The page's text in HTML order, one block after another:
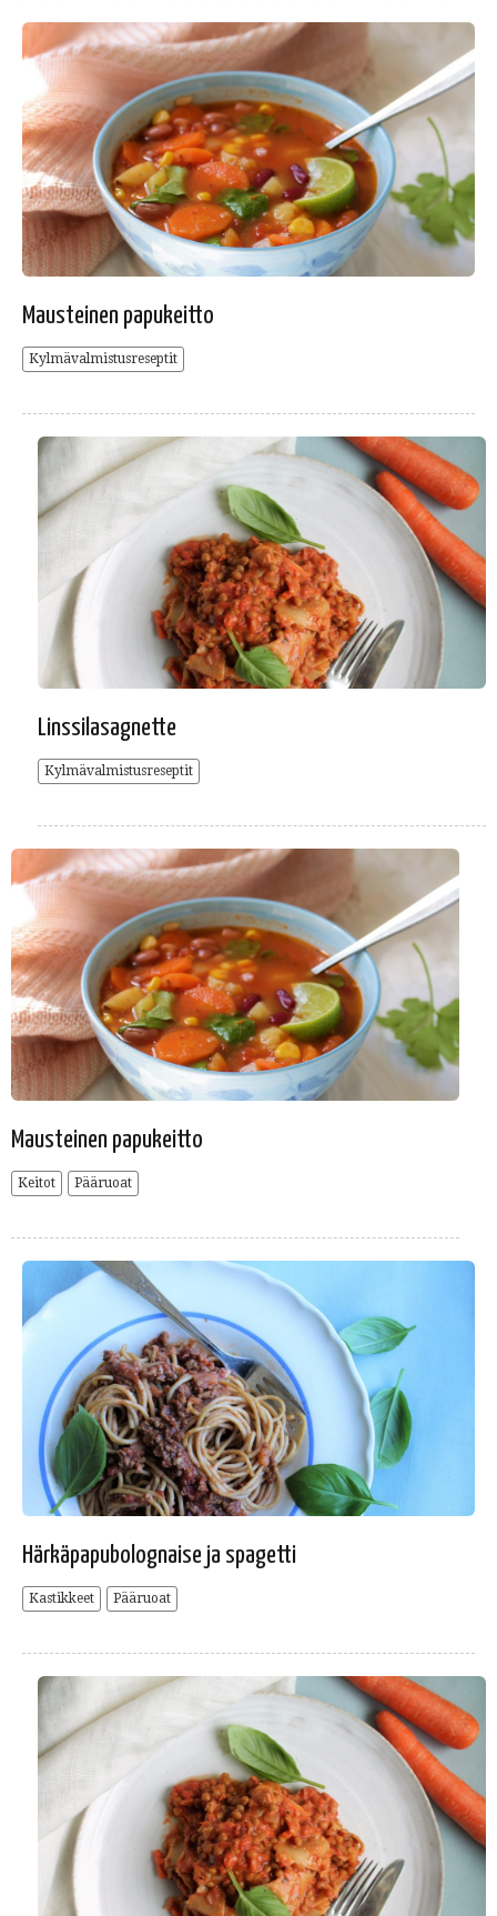
Mausteinen papukeitto
Kylmävalmistusreseptit
Linssilasagnette
Kylmävalmistusreseptit
Mausteinen papukeitto
Keitot Pääruoat
Härkäpapubolognaise ja spagetti
Kastikkeet Pääruoat